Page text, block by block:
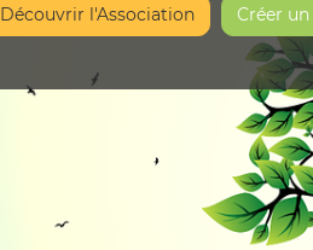
Découvrir l'Association Créer